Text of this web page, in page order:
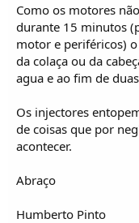
Como os motores
durante 15 minutos
motor e periféricos)
da colaça ou da
agua e ao fim de
Os injectores
de coisas que por
acontecer.
Abraço
Humberto Pinto